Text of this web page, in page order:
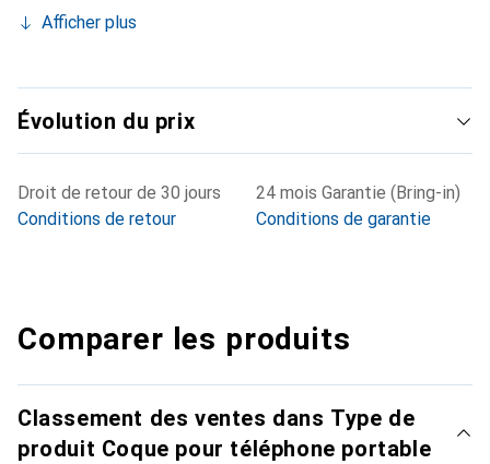
Afficher plus
Évolution du prix
Droit de retour de 30 jours
Conditions de retour
24 mois Garantie (Bring-in)
Conditions de garantie
Comparer les produits
Classement des ventes dans Type de
produit Coque pour téléphone portable